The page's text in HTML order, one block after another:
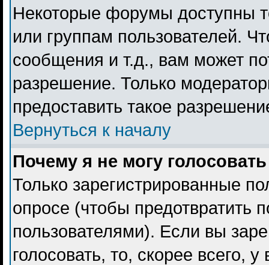
Некоторые форумы доступны
или группам пользователей.
сообщения и т.д., вам может
разрешение. Только
предоставить такое
Вернуться к началу
Почему я не могу
Только зарегистрированные
опросе (чтобы предотвратить
пользователями). Если вы
голосовать, то, скорее всего,